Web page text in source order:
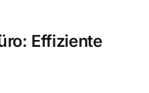
Effiziente